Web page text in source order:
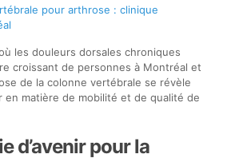
pour arthrose : clinique
les douleurs dorsales chroniques
croissant de personnes à Montréal et
de la colonne vertébrale se révèle
en matière de mobilité et de qualité de
d’avenir pour la